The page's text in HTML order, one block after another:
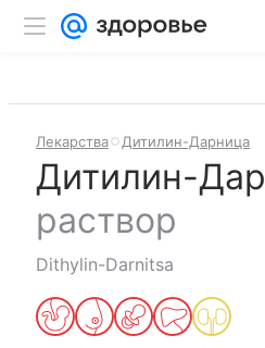
Лекарства Дитилин-Дарница
Дитилин-
раствор
Dithylin-Darnitsa